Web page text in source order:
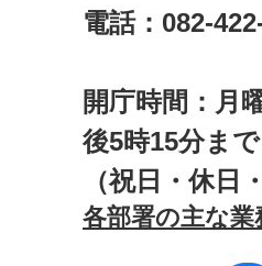
電話：082-
開庁時間：月
後5時15分まで
（祝日・休日
各部署の主な業